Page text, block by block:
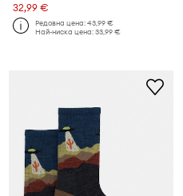
32,99 €
Редовна цена:43,99 €
Най-ниска цена:33,99 €